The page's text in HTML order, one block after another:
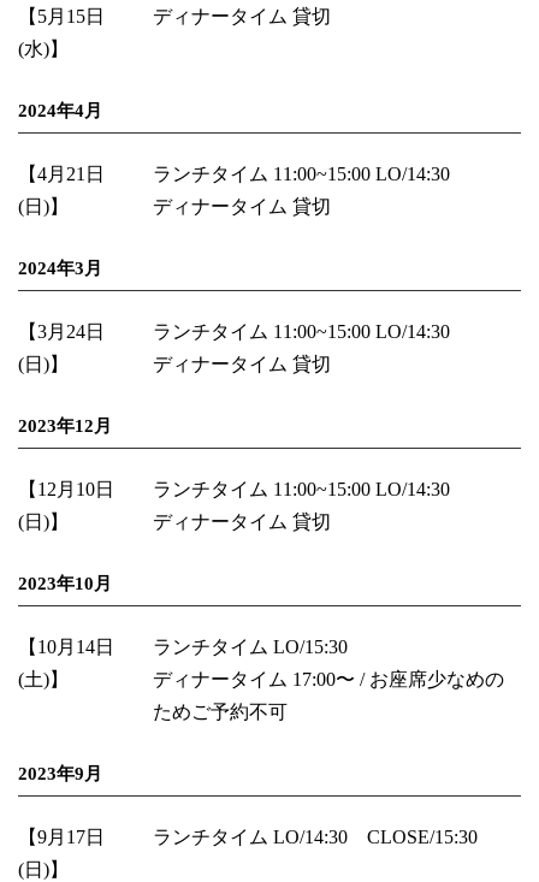
【5月15日
(水)】
ディナータイム 貸切
2024年4月
【4月21日
(日)】
ランチタイム 11:00~15:00 LO/14:30
ディナータイム 貸切
2024年3月
【3月24日
(日)】
ランチタイム 11:00~15:00 LO/14:30
ディナータイム 貸切
2023年12月
【12月10日
(日)】
ランチタイム 11:00~15:00 LO/14:30
ディナータイム 貸切
2023年10月
【10月14日
(土)】
ランチタイム LO/15:30
ディナータイム 17:00〜 / お座席少なめの
ためご予約不可
2023年9月
【9月17日
(日)】
ランチタイム LO/14:30 CLOSE/15:30